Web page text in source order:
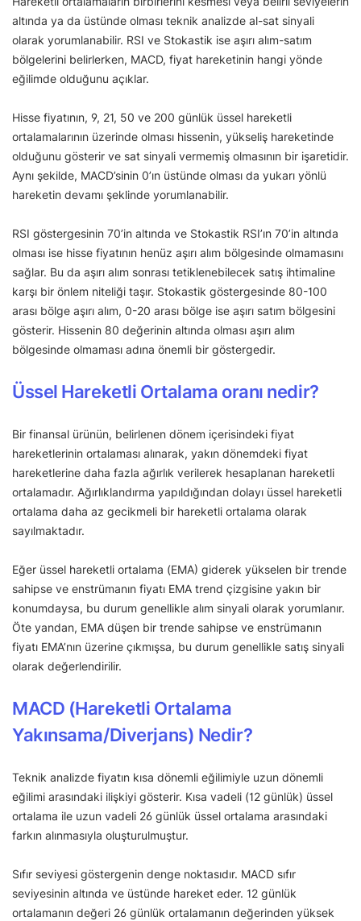
altında ya da üstünde olması teknik analizde al-sat sinyali
olarak yorumlanabilir. RSI ve Stokastik ise aşırı alım-satım
bölgelerini belirlerken, MACD, fiyat hareketinin hangi yönde
eğilimde olduğunu açıklar.
Hisse fiyatının, 9, 21, 50 ve 200 günlük üssel hareketli
ortalamalarının üzerinde olması hissenin, yükseliş hareketinde
olduğunu gösterir ve sat sinyali vermemiş olmasının bir işaretidir.
Aynı şekilde, MACD’sinin 0’ın üstünde olması da yukarı yönlü
hareketin devamı şeklinde yorumlanabilir.
RSI göstergesinin 70’in altında ve Stokastik RSI’ın 70’in altında
olması ise hisse fiyatının henüz aşırı alım bölgesinde olmamasını
sağlar. Bu da aşırı alım sonrası tetiklenebilecek satış ihtimaline
karşı bir önlem niteliği taşır. Stokastik göstergesinde 80-100
arası bölge aşırı alım, 0-20 arası bölge ise aşırı satım bölgesini
gösterir. Hissenin 80 değerinin altında olması aşırı alım
bölgesinde olmaması adına önemli bir göstergedir.
Üssel Hareketli Ortalama oranı nedir?
Bir finansal ürünün, belirlenen dönem içerisindeki fiyat
hareketlerinin ortalaması alınarak, yakın dönemdeki fiyat
hareketlerine daha fazla ağırlık verilerek hesaplanan hareketli
ortalamadır. Ağırlıklandırma yapıldığından dolayı üssel hareketli
ortalama daha az gecikmeli bir hareketli ortalama olarak
sayılmaktadır.
Eğer üssel hareketli ortalama (EMA) giderek yükselen bir trende
sahipse ve enstrümanın fiyatı EMA trend çizgisine yakın bir
konumdaysa, bu durum genellikle alım sinyali olarak yorumlanır.
Öte yandan, EMA düşen bir trende sahipse ve enstrümanın
fiyatı EMA’nın üzerine çıkmışsa, bu durum genellikle satış sinyali
olarak değerlendirilir.
MACD (Hareketli Ortalama
Yakınsama/Diverjans) Nedir?
Teknik analizde fiyatın kısa dönemli eğilimiyle uzun dönemli
eğilimi arasındaki ilişkiyi gösterir. Kısa vadeli (12 günlük) üssel
ortalama ile uzun vadeli 26 günlük üssel ortalama arasındaki
farkın alınmasıyla oluşturulmuştur.
Sıfır seviyesi göstergenin denge noktasıdır. MACD sıfır
seviyesinin altında ve üstünde hareket eder. 12 günlük
ortalamanın değeri 26 günlük ortalamanın değerinden yüksek